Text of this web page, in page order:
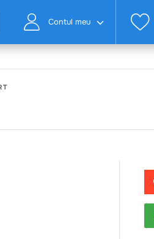
Contul meu